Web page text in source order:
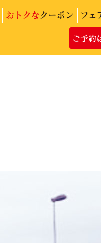
おトクなクーポン フェ
ご予約